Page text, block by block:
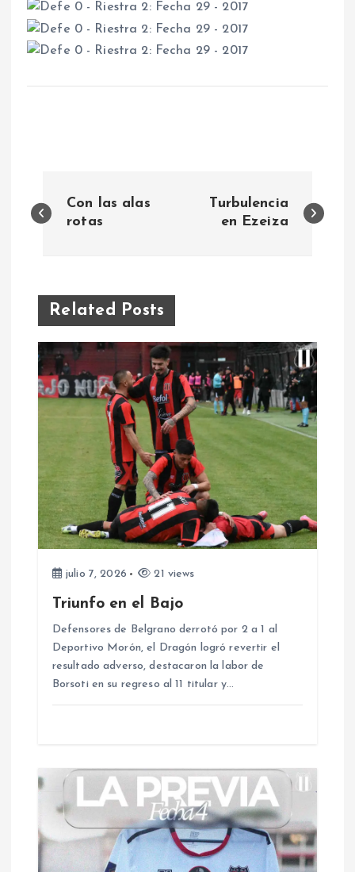
a
e
g
a
ó
n
r
d
Con las alas
rotas
Turbulencia
en Ezeiza
Related Posts
julio 7, 2026 21 views
Triunfo en el Bajo
Defensores de Belgrano derrotó por 2 a 1 al
Deportivo Morón, el Dragón logró revertir el
resultado adverso, destacaron la labor de
Borsoti en su regreso al 11 titular y…